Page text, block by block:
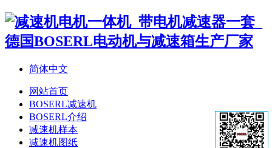
简体中文
网站首页
BOSERL减速机
BOSERL介绍
减速机样本
减速机图纸